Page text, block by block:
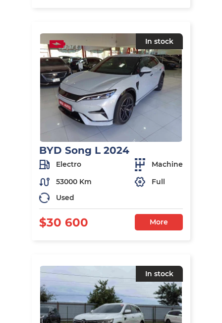
In stock
BYD Song L 2024
Electro
Machine
53000 Km
Full
Used
$30 600 More
In stock